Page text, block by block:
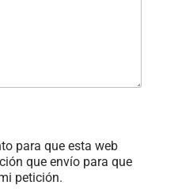
para que esta web
que envío para que
petición.